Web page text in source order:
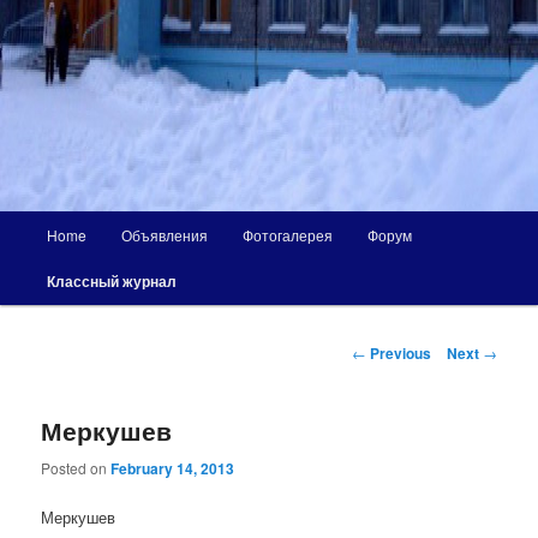
Home Объявления Фотогалерея Форум
Классный журнал
Post
← Previous Next →
Меркушев
Posted onFebruary 14, 2013
Меркушев